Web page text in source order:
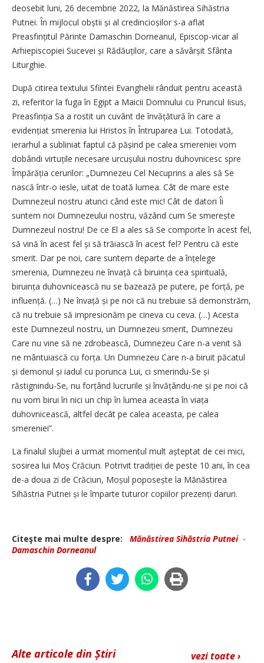
deosebit luni, 26 decembrie 2022, la Mănăstirea Sihăstria
Putnei. În mijlocul obștii și al credincioșilor s-a aflat
Preasfințitul Părinte Damaschin Dorneanul, Episcop-vicar al
Arhiepiscopiei Sucevei și Rădăuților, care a săvârșit Sfânta
Liturghie.
După citirea textului Sfintei Evanghelii rânduit pentru această
zi, referitor la fuga în Egipt a Maicii Domnului cu Pruncul Iisus,
Preasfinția Sa a rostit un cuvânt de învățătură în care a
evidențiat smerenia lui Hristos în Întruparea Lui. Totodată,
ierarhul a subliniat faptul că pășind pe calea smereniei vom
dobândi virtuțile necesare urcușului nostru duhovnicesc spre
Împărăția cerurilor: „Dumnezeu Cel Necuprins a ales să Se
nască într-o iesle, uitat de toată lumea. Cât de mare este
Dumnezeul nostru atunci când este mic! Cât de datori Îi
suntem noi Dumnezeului nostru, văzând cum Se smerește
Dumnezeul nostru! De ce El a ales să Se comporte în acest fel,
să vină în acest fel și să trăiască în acest fel? Pentru că este
smerit. Dar pe noi, care suntem departe de a înțelege
smerenia, Dumnezeu ne învață că biruința cea spirituală,
biruința duhovnicească nu se bazează pe putere, pe forță, pe
influență. (…) Ne învață și pe noi că nu trebuie să demonstrăm,
că nu trebuie să impresionăm pe cineva cu ceva. (…) Acesta
este Dumnezeul nostru, un Dumnezeu smerit, Dumnezeu
Care nu vine să ne zdrobească, Dumnezeu Care n-a venit să
ne mântuiască cu forța. Un Dumnezeu Care n-a biruit păcatul
și demonul și iadul cu porunca Lui, ci smerindu-Se și
răstignindu-Se, nu forțând lucrurile și învățându-ne și pe noi că
nu vom birui în nici un chip în lumea aceasta în viața
duhovnicească, altfel decât pe calea aceasta, pe calea
smereniei”.
La finalul slujbei a urmat momentul mult așteptat de cei mici,
sosirea lui Moș Crăciun. Potrivit tradiției de peste 10 ani, în cea
de-a doua zi de Crăciun, Moșul poposește la Mănăstirea
Sihăstria Putnei și le împarte tuturor copiilor prezenți daruri.
Citeşte mai multe despre: Mănăstirea Sihăstria Putnei-
Damaschin Dorneanul
vezi toate ›
Alte articole din Știri